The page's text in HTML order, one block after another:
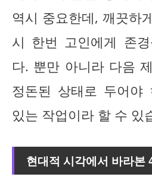
역시 중요한데, 깨끗하
시 한번 고인에게 존
다. 뿐만 아니라 다음
정돈된 상태로 두어야
있는 작업이라 할 수 있
현대적 시각에서 바라본